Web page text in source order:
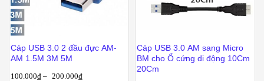
Cáp USB 3.0 2 đầu đực AM-
AM 1.5M 3M 5M
100.000₫ – 200.000₫
Cáp USB 3.0 AM sang Micro
BM cho Ổ cứng di động 10Cm
20Cm